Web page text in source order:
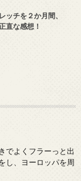
ッチを２か月間、
直な感想！
でよくフラーっと出
し、ヨーロッパを周